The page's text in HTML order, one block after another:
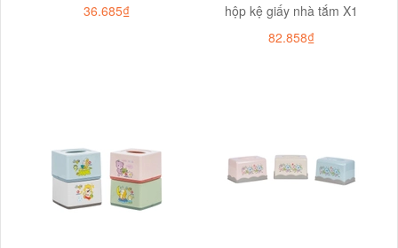
36.685₫
hộp kệ giấy nhà tắm X1
82.858₫